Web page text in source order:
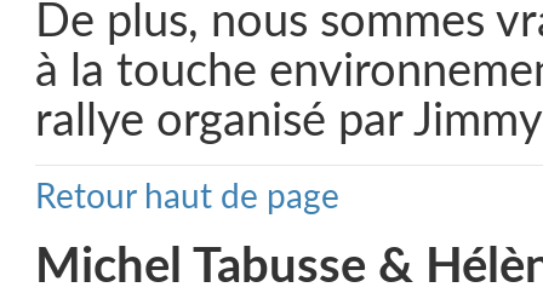
De plus, nous sommes
à la touche
rallye organisé par
Retour haut de page
Michel Tabusse &